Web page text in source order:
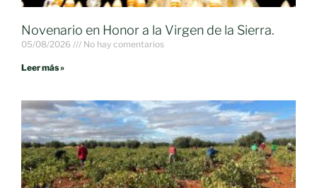
Novenario en Honor a la Virgen de la Sierra.
05/08/2026 No hay comentarios
Leer más »